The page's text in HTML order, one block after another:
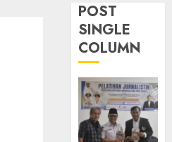
POST
SINGLE
COLUMN